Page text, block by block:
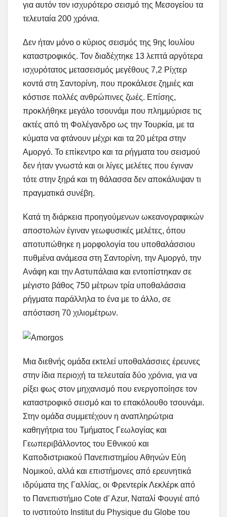
για αυτόν τον ισχυρότερο σεισμό της Μεσογείου τα
τελευταία 200 χρόνια.
Δεν ήταν μόνο ο κύριος σεισμός της 9ης Ιουλίου
καταστροφικός. Τον διαδέχτηκε 13 λεπτά αργότερα
ισχυρότατος μετασεισμός μεγέθους 7,2 Ρίχτερ
κοντά στη Σαντορίνη, που προκάλεσε ζημιές και
κόστισε πολλές ανθρώπινες ζωές. Επίσης,
προκλήθηκε μεγάλο τσουνάμι που πλημμύρισε τις
ακτές από τη Φολέγανδρο ως την Τουρκία, με τα
κύματα να φτάνουν μέχρι και τα 20 μέτρα στην
Αμοργό. Το επίκεντρο και τα ρήγματα του σεισμού
δεν ήταν γνωστά και οι λίγες μελέτες που έγιναν
τότε στην ξηρά και τη θάλασσα δεν αποκάλυψαν τι
πραγματικά συνέβη.
Κατά τη διάρκεια προηγούμενων ωκεανογραφικών
αποστολών έγιναν γεωφυσικές μελέτες, όπου
αποτυπώθηκε η μορφολογία του υποθαλάσσιου
πυθμένα ανάμεσα στη Σαντορίνη, την Αμοργό, την
Ανάφη και την Αστυπάλαια και εντοπίστηκαν σε
μέγιστο βάθος 750 μέτρων τρία υποθαλάσσια
ρήγματα παράλληλα το ένα με το άλλο, σε
απόσταση 70 χιλιομέτρων.
Μια διεθνής ομάδα εκτελεί υποθαλάσσιες έρευνες
στην ίδια περιοχή τα τελευταία δύο χρόνια, για να
ρίξει φως στον μηχανισμό που ενεργοποίησε τον
καταστροφικό σεισμό και το επακόλουθο τσουνάμι.
Στην ομάδα συμμετέχουν η αναπληρώτρια
καθηγήτρια του Τμήματος Γεωλογίας και
Γεωπεριβάλλοντος του Εθνικού και
Καποδιστριακού Πανεπιστημίου Αθηνών Εύη
Νομικού, αλλά και επιστήμονες από ερευνητικά
ιδρύματα της Γαλλίας, οι Φρεντερίκ Λεκλέρκ από
το Πανεπιστήμιο Cote d’ Azur, Ναταλί Φουγιέ από
το ινστιτούτο Institut du Physique du Globe του